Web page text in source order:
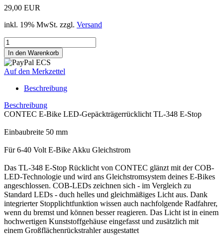
29,00 EUR
inkl. 19% MwSt. zzgl. Versand
Auf den Merkzettel
Beschreibung
Beschreibung
CONTEC E-Bike LED-Gepäckträgerrücklicht TL-348 E-Stop
Einbaubreite 50 mm
Für 6-40 Volt E-Bike Akku Gleichstrom
Das TL-348 E-Stop Rücklicht von CONTEC glänzt mit der COB-
LED-Technologie und wird ans Gleichstromsystem deines E-Bikes
angeschlossen. COB-LEDs zeichnen sich - im Vergleich zu
Standard LEDs - duch helles und gleichmäßiges Licht aus. Dank
integrierter Stopplichtfunktion wissen auch nachfolgende Radfahrer,
wenn du bremst und können besser reagieren. Das Licht ist in einem
hochwertigen Kunststoffgehäuse eingefasst und zusätzlich mit
einem Großflächenrückstrahler ausgestattet